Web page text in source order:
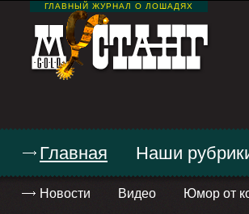
ГЛАВНЫЙ ЖУРНАЛ О ЛОШАДЯХ
Главная
Новости Видео Юмор от
Наши